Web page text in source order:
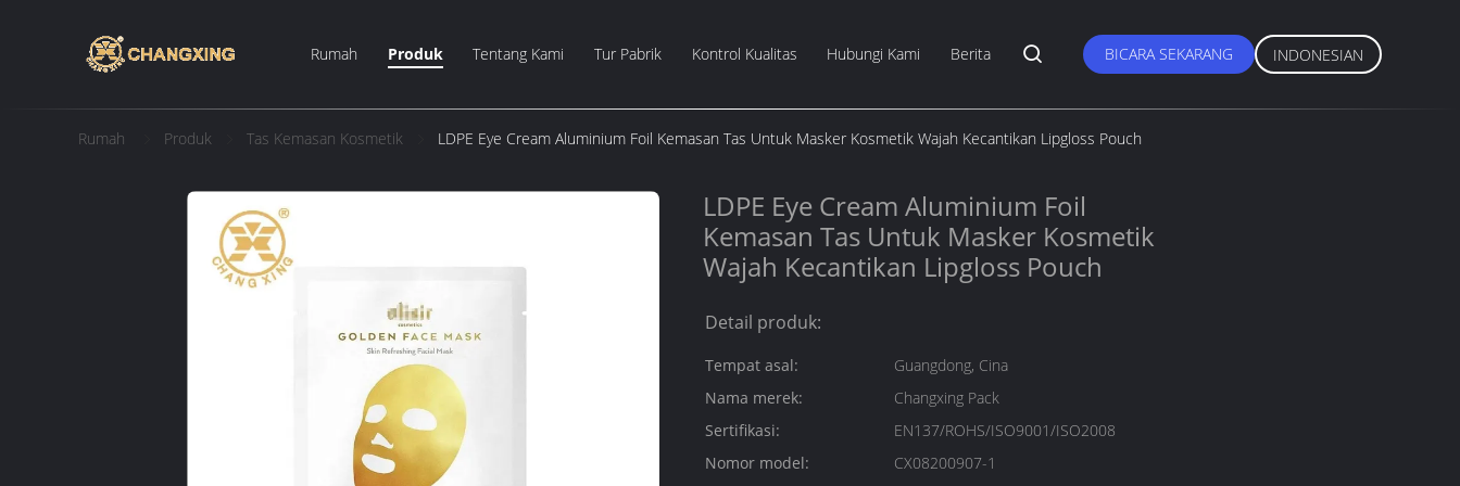
Rumah Produk Tentang Kami Tur Pabrik Kontrol Kualitas Hubungi Kami Berita BICARA SEKARANG INDONESIAN
Rumah Produk Tas Kemasan Kosmetik LDPE Eye Cream Aluminium Foil Kemasan Tas Untuk Masker Kosmetik Wajah Kecantikan Lipgloss Pouch
LDPE Eye Cream Aluminium Foil
Kemasan Tas Untuk Masker Kosmetik
Wajah Kecantikan Lipgloss Pouch
Detail produk:
Tempat asal:
Guangdong, Cina
Nama merek:
Changxing Pack
Sertifikasi:
EN137/ROHS/ISO9001/ISO2008
Nomor model:
CX08200907-1